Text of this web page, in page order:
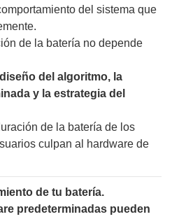
del sistema que
de la batería no depende
diseño del algoritmo, la
y la estrategia del
de tu batería.
predeterminadas pueden